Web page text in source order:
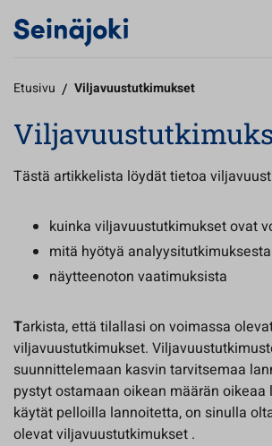
Etusivu / Viljavuustutkimukset
Tästä artikkelista löydät tietoa
kuinka viljavuustutkimukset ovat
mitä hyötyä
näytteenoton vaatimuksista
Tarkista, että tilallasi on voimassa
viljavuustutkimukset.
suunnittelemaan kasvin tarvitsemaa
pystyt ostamaan oikean määrän
käytät pelloilla lannoitetta, on sinulla
olevat viljavuustutkimukset .